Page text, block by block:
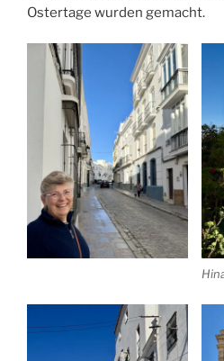
Ostertage wurden gemacht.